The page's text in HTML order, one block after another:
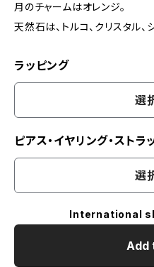
月のチャームはオレンジ。
天然石は、トルコ、クリスタル、
ラッピング
選
ピアス・イヤリング・スト
選
International
Add